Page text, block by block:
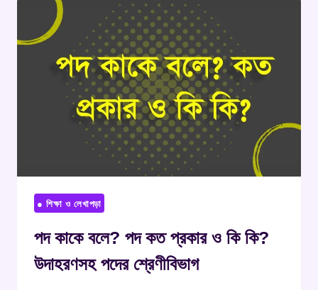
● শিক্ষা ও লেখাপড়া
পদ কাকে বলে? পদ কত প্রকার ও কি কি?
উদাহরণসহ পদের শ্রেণীবিভাগ